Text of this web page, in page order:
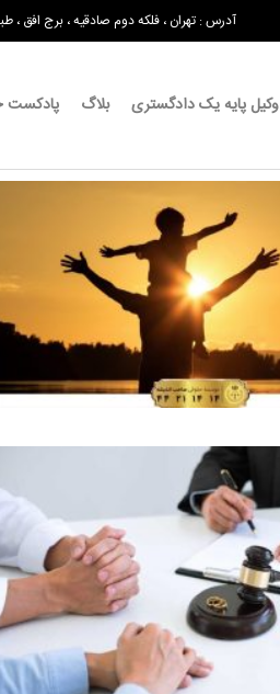
آدرس : تهران ، فلکه دوم صادقیه ، برج افق ،
وکیل پایه یک دادگستری بلاگ پادکست